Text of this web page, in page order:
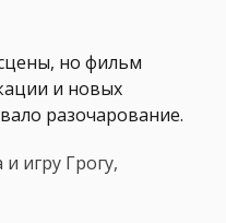
но фильм
и новых
разочарование.
игру Грогу,